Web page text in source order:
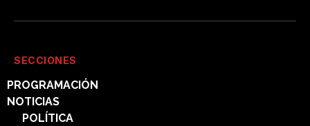
SECCIONES
PROGRAMACIÓN
NOTICIAS
POLÍTICA